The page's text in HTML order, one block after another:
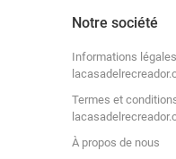
Notre société
Informations
Termes et
À propos de nous